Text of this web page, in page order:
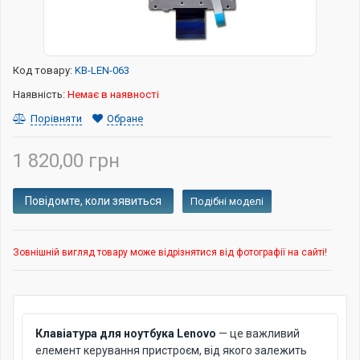
Код товару: KB-LEN-063
Наявність: Немає в наявності
Порівняти
Обране
1 820,00 грн
Подібні моделі
Зовнішній вигляд товару може відрізнятися від фотографії на сайті!
Клавіатура для ноутбука Lenovo — це важливий
елемент керування пристроєм, від якого залежить